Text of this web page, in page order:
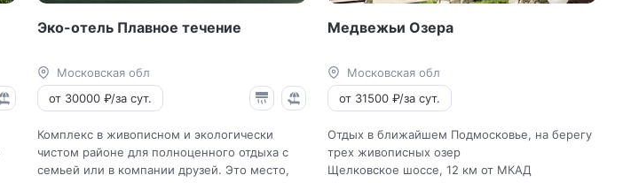
Эко-отель Плавное течение
Московская обл
от 30000 ₽/за сут.
Комплекс в живописном и экологически
чистом районе для полноценного отдыха с
семьей или в компании друзей. Это место,
Медвежьи Озера
Московская обл
от 31500 ₽/за сут.
Отдых в ближайшем Подмосковье, на берегу
трех живописных озер
Щелковское шоссе, 12 км от МКАД